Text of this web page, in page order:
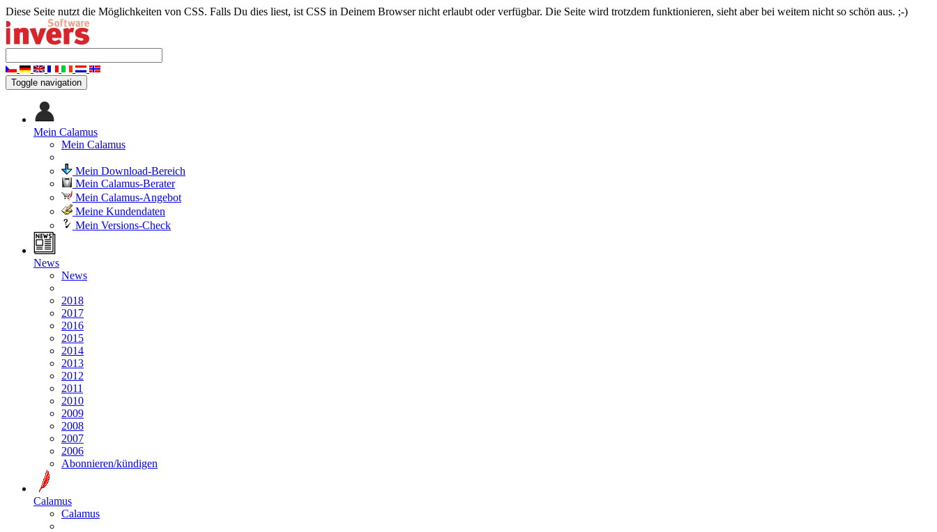
Diese Seite nutzt die Möglichkeiten von CSS. Falls Du dies liest, ist CSS in Deinem Browser nicht erlaubt oder verfügbar. Die Seite wird trotzdem funktionieren, sieht aber bei weitem nicht so schön aus. ;-)
Toggle navigation
Mein Calamus
Mein Calamus
Mein Download-Bereich
Mein Calamus-Berater
Mein Calamus-Angebot
Meine Kundendaten
Mein Versions-Check
News
News
2018
2017
2016
2015
2014
2013
2012
2011
2010
2009
2008
2007
2006
Abonnieren/kündigen
Calamus
Calamus